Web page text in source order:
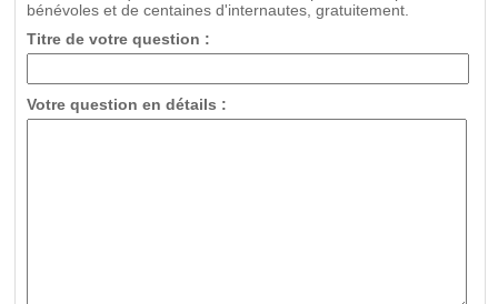
bénévoles et de centaines d'internautes, gratuitement.
Titre de votre question :
Votre question en détails :